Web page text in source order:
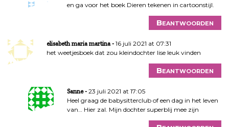
en ga voor het boek Dieren tekenen in cartoonstijl.
Beantwoorden
elisabeth maria martina
16 juli 2021 at 07:31
het weetjesboek dat zou kleindochter lise leuk vinden
Beantwoorden
Sanne
23 juli 2021 at 17:05
Heel graag de babysitterclub of een dag in het leven
van… Hier zal. Mijn dochter superblij mee zijn